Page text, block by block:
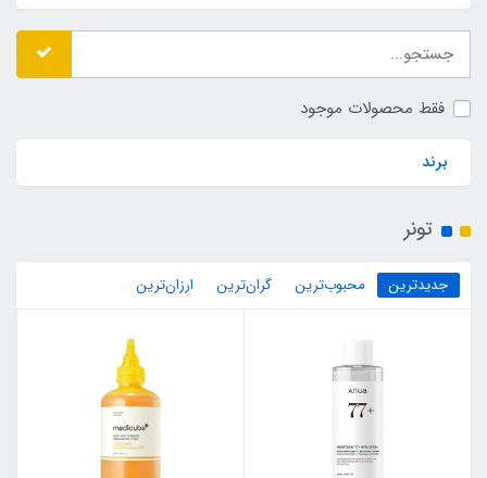
فقط محصولات موجود
برند
تونر
جدیدترین محبوب‌ترین گران‌ترین ارزان‌ترین